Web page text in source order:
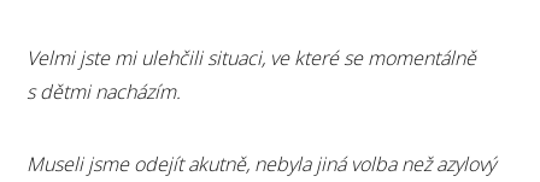
Velmi jste mi ulehčili situaci, ve které se momentálně
s dětmi nacházím.
Museli jsme odejít akutně, nebyla jiná volba než azylový